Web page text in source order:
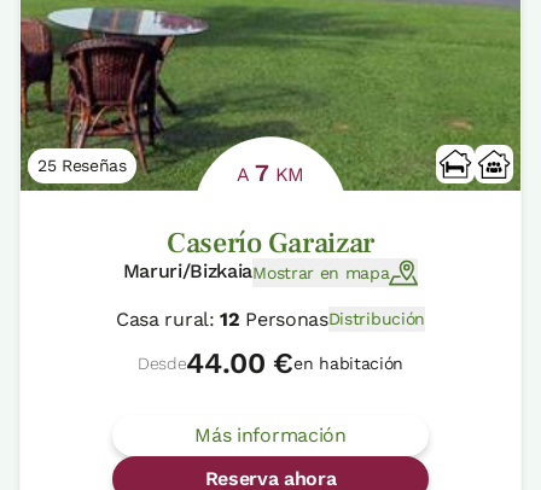
25 Reseñas A7 KM
Caserío Garaizar
Maruri/BizkaiaMostrar en mapa
Casa rural:12 PersonasDistribución
Desde44.00 €en habitación
Más información
Reserva ahora